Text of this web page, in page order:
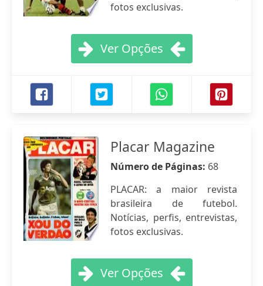
fotos exclusivas.
Ver Opções
Placar Magazine
Número de Páginas: 68
PLACAR: a maior revista
brasileira de futebol.
Notícias, perfis, entrevistas,
fotos exclusivas.
Ver Opções